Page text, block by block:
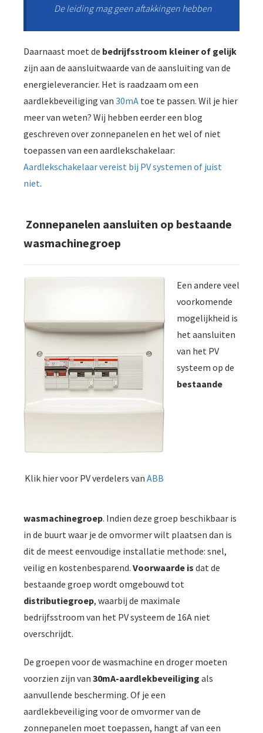
De leiding mag geen aftakkingen hebben
Daarnaast moet de bedrijfsstroom kleiner of gelijk
zijn aan de aansluitwaarde van de aansluiting van de
energieleverancier. Het is raadzaam om een
aardlekbeveiliging van 30mA toe te passen. Wil je hier
meer van weten? Wij hebben eerder een blog
geschreven over zonnepanelen en het wel of niet
toepassen van een aardlekschakelaar:
Aardlekschakelaar vereist bij PV systemen of juist
niet.
Zonnepanelen aansluiten op bestaande
wasmachinegroep
Klik hier voor PV verdelers van ABB
Een andere veel
voorkomende
mogelijkheid is
het aansluiten
van het PV
systeem op de
bestaande
wasmachinegroep. Indien deze groep beschikbaar is
in de buurt waar je de omvormer wilt plaatsen dan is
dit de meest eenvoudige installatie methode: snel,
veilig en kostenbesparend. Voorwaarde is dat de
bestaande groep wordt omgebouwd tot
distributiegroep, waarbij de maximale
bedrijfsstroom van het PV systeem de 16A niet
overschrijdt.
De groepen voor de wasmachine en droger moeten
voorzien zijn van 30mA-aardlekbeveiliging als
aanvullende bescherming. Of je een
aardlekbeveiliging voor de omvormer van de
zonnepanelen moet toepassen, hangt af van een